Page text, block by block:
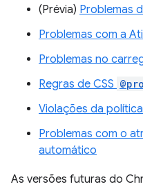
(Prévia) Problemas
Problemas com a
Problemas no
Regras de CSS
Violações da
Problemas com o
automático
As versões futuras do